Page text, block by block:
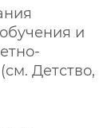
и
Детство,